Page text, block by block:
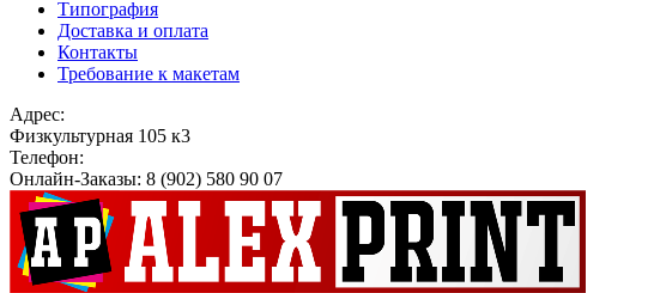
Типография
Доставка и оплата
Контакты
Требование к макетам
Адрес:
Физкультурная 105 к3
Телефон:
Онлайн-Заказы: 8 (902) 580 90 07